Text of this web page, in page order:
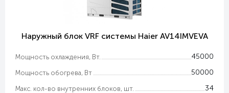
Наружный блок VRF системы Haier AV14IMVEVA
Мощность охлаждения, Вт. 45000
Мощность обогрева, Вт 50000
Макс. кол-во внутренних блоков, шт. 34